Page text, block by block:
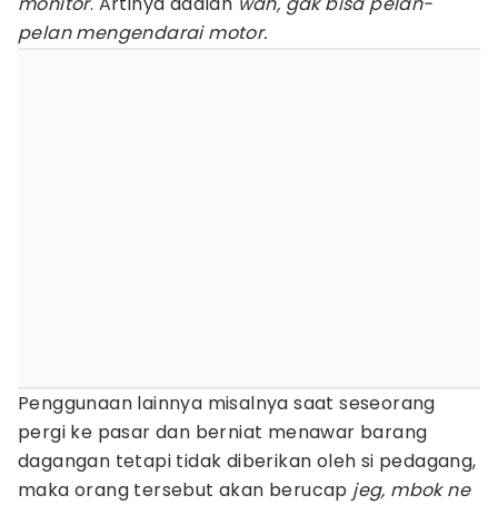
pelan mengendarai motor.
Penggunaan lainnya misalnya saat seseorang
pergi ke pasar dan berniat menawar barang
dagangan tetapi tidak diberikan oleh si pedagang,
maka orang tersebut akan berucap jeg, mbok ne